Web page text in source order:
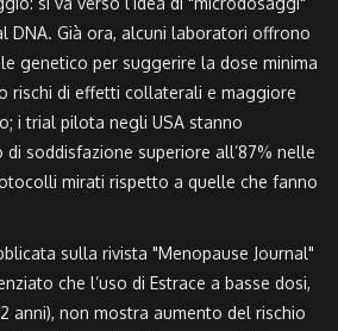
DNA. Già ora, alcuni laboratori offrono
genetico per suggerire la dose minima
rischi di effetti collaterali e maggiore
i trial pilota negli USA stanno
soddisfazione superiore all’87% nelle
mirati rispetto a quelle che fanno
sulla rivista "Menopause Journal"
che l’uso di Estrace a basse dosi,
anni), non mostra aumento del rischio